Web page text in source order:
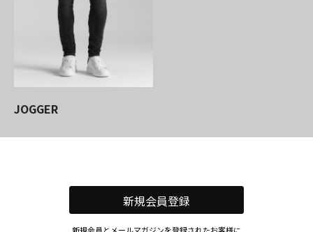
JOGGER
新規会員登録